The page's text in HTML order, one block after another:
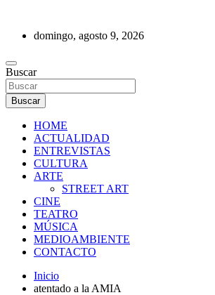
contenidodomingo, agosto 9, 2026
REVISTA DE PRENSA
Buscar
Buscar
HOME
ACTUALIDAD
ENTREVISTAS
CULTURA
ARTE
STREET ART
CINE
TEATRO
MÚSICA
MEDIOAMBIENTE
CONTACTO
Inicio
atentado a la AMIA